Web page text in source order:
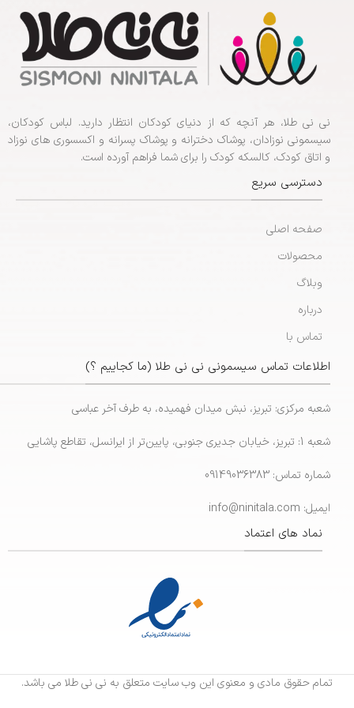
نی نی طلا، هر آنچه که از دنیای کودکان انتظار دارید. لباس کودکان،
سیسمونی نوزادان، پوشاک دخترانه و پوشاک پسرانه و اکسسوری های نوزاد
و اتاق کودک، کالسکه کودک را برای شما فراهم آورده است.
دسترسی سریع
صفحه اصلی
محصولات
وبلاگ
درباره
تماس با
اطلاعات تماس سیسمونی نی نی طلا (ما کجاییم ؟)
شعبه مرکزی: تبریز، نبش میدان فهمیده، به طرف آخر عباسی
شعبه 1: تبریز، خیابان جدیری جنوبی، پایین‌تر از ایرانسل، تقاطع پاشایی
شماره تماس: 09149036383
ایمیل: info@ninitala.com
نماد های اعتماد
تمام حقوق مادی و معنوی این وب سایت متعلق به نی نی طلا می باشد.